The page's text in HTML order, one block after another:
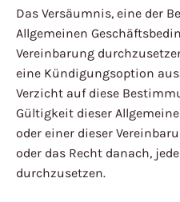
Das Versäumnis, eine der
Allgemeinen
Vereinbarung
eine Kündigungsoption
Verzicht auf diese
Gültigkeit dieser
oder einer dieser
oder das Recht danach,
durchzusetzen.